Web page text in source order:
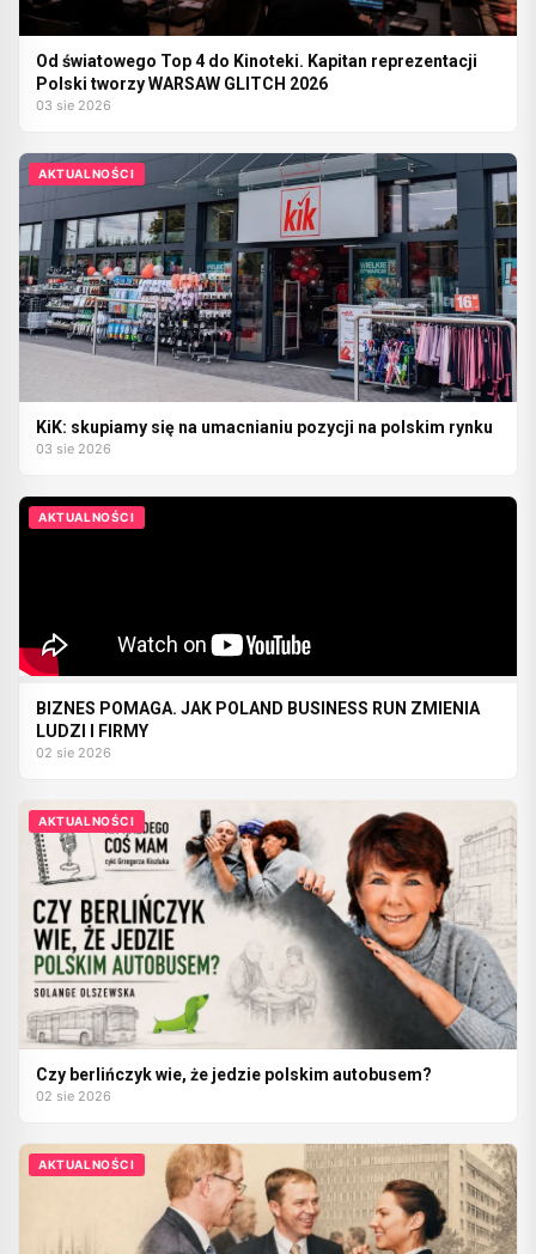
Od światowego Top 4 do Kinoteki. Kapitan reprezentacji
Polski tworzy WARSAW GLITCH 2026
03 sie 2026
AKTUALNOŚCI
KiK: skupiamy się na umacnianiu pozycji na polskim rynku
03 sie 2026
AKTUALNOŚCI
BIZNES POMAGA. JAK POLAND BUSINESS RUN ZMIENIA
LUDZI I FIRMY
02 sie 2026
AKTUALNOŚCI
Czy berlińczyk wie, że jedzie polskim autobusem?
02 sie 2026
AKTUALNOŚCI